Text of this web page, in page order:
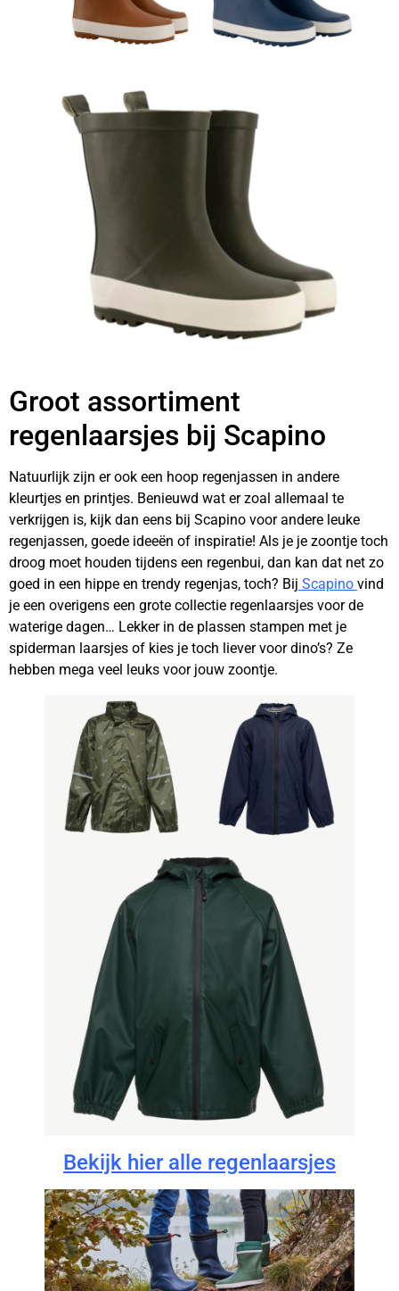
Groot assortiment
regenlaarsjes bij Scapino
Natuurlijk zijn er ook een hoop regenjassen in andere
kleurtjes en printjes. Benieuwd wat er zoal allemaal te
verkrijgen is, kijk dan eens bij Scapino voor andere leuke
regenjassen, goede ideeën of inspiratie! Als je je zoontje toch
droog moet houden tijdens een regenbui, dan kan dat net zo
goed in een hippe en trendy regenjas, toch? Bij Scapino vind
je een overigens een grote collectie regenlaarsjes voor de
waterige dagen… Lekker in de plassen stampen met je
spiderman laarsjes of kies je toch liever voor dino’s? Ze
hebben mega veel leuks voor jouw zoontje.
Bekijk hier alle regenlaarsjes